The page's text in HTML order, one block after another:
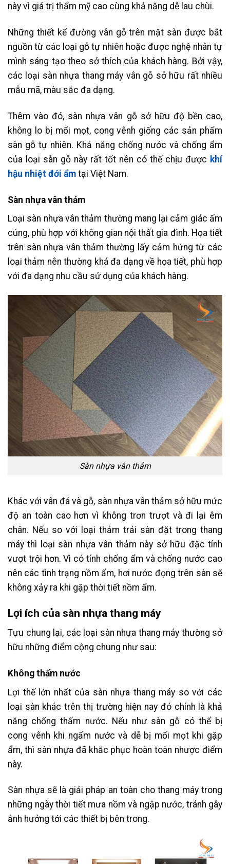
này vì giá trị thẩm mỹ cao cùng khả năng dễ lau chùi.
Những thiết kế đường vân gỗ trên mặt sàn được bắt
nguồn từ các loại gỗ tự nhiên hoặc được nghệ nhân tự
mình sáng tạo theo sở thích của khách hàng. Bởi vậy,
các loại sàn nhựa thang máy vân gỗ sở hữu rất nhiều
mẫu mã, màu sắc đa dạng.
Thêm vào đó, sàn nhựa vân gỗ sở hữu độ bền cao,
không lo bị mối mọt, cong vênh giống các sản phẩm
sàn gỗ tự nhiên. Khả năng chống nước và chống ẩm
của loại sàn gỗ này rất tốt nên có thể chịu được khí
hậu nhiệt đới ẩm tại Việt Nam.
Sàn nhựa vân thảm
Loại sàn nhựa vân thảm thường mang lại cảm giác ấm
cúng, phù hợp với không gian nội thất gia đình. Họa tiết
trên sàn nhựa vân thảm thường lấy cảm hứng từ các
loại thảm nên thường khá đa dạng về họa tiết, phù hợp
với đa dạng nhu cầu sử dụng của khách hàng.
Sàn nhựa vân thảm
Khác với vân đá và gỗ, sàn nhựa vân thảm sở hữu mức
độ an toàn cao hơn vì không trơn trượt và đi lại êm
chân. Nếu so với loại thảm trải sàn đặt trong thang
máy thì loại sàn nhựa vân thảm này sở hữu đặc tính
vượt trội hơn. Vì có tính chống ẩm và chống nước cao
nên các tình trạng nồm ẩm, hơi nước đọng trên sàn sẽ
không xảy ra khi gặp thời tiết nồm ẩm.
Lợi ích của sàn nhựa thang máy
Tựu chung lại, các loại sàn nhựa thang máy thường sở
hữu những điểm cộng chung như sau:
Không thấm nước
Lợi thế lớn nhất của sàn nhựa thang máy so với các
loại sàn khác trên thị trường hiện nay đó chính là khả
năng chống thấm nước. Nếu như sàn gỗ có thể bị
cong vênh khi ngấm nước và dễ bị mối mọt khi gặp
ẩm, thì sàn nhựa đã khắc phục hoàn toàn nhược điểm
này.
Sàn nhựa sẽ là giải pháp an toàn cho thang máy trong
những ngày thời tiết mưa nồm và ngập nước, tránh gây
ảnh hưởng tới các thiết bị bên trong.